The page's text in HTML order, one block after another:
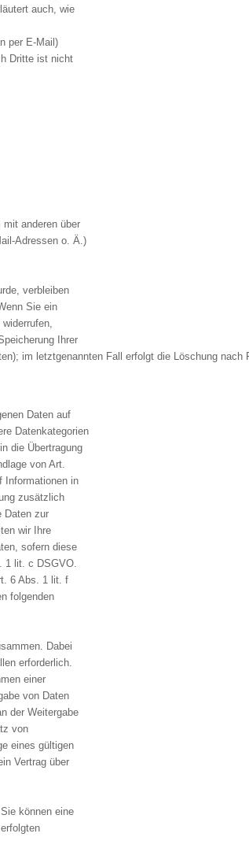
auch, wie
per E-Mail)
Dritte ist nicht
anderen über
Adressen o. Ä.)
verbleiben
Sie ein
Ihrer
im letztgenannten Fall erfolgt die Löschung nach
Daten auf
Datenkategorien
die Übertragung
von Art.
Informationen in
zusätzlich
Daten zur
wir Ihre
sofern diese
1 lit. c DSGVO.
6 Abs. 1 lit. f
folgenden
Dabei
erforderlich.
einer
von Daten
der Weitergabe
von
eines gültigen
Vertrag über
können eine